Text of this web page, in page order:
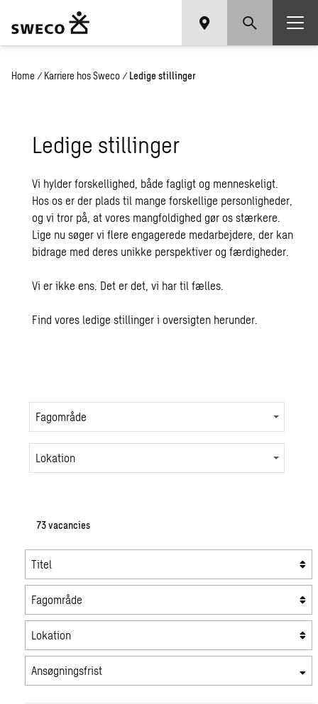
Home / Karriere hos Sweco / Ledige stillinger
Le­di­ge stil­lin­ger
Vi hylder forskellighed, både fagligt og menneskeligt.
Hos os er der plads til mange forskellige personligheder,
og vi tror på, at vores mangfoldighed gør os stærkere.
Lige nu søger vi flere engagerede medarbejdere, der kan
bidrage med deres unikke perspektiver og færdigheder.
Vi er ikke ens. Det er det, vi har til fælles.
Find vores ledige stillinger i oversigten herunder.
Fagområde
Lokation
73vacancies
Titel
Fagområde
Lokation
Ansøgningsfrist